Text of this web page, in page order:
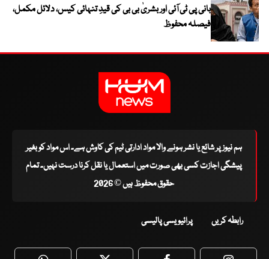
بانی پی ٹی آئی اور بشریٰ بی بی کی قیدِ تنہائی کیس، دلائل مکمل،
فیصلہ محفوظ
ہم نیوز پر شائع یا نشر ہونے والا مواد ادارتی ٹیم کی کاوش ہے۔ اس مواد کو بغیر
پیشگی اجازت کسی بھی صورت میں استعمال یا نقل کرنا درست نہیں۔ تمام
حقوق محفوظ ہیں © 2026
رابطہ کریں پرائیویسی پالیسی